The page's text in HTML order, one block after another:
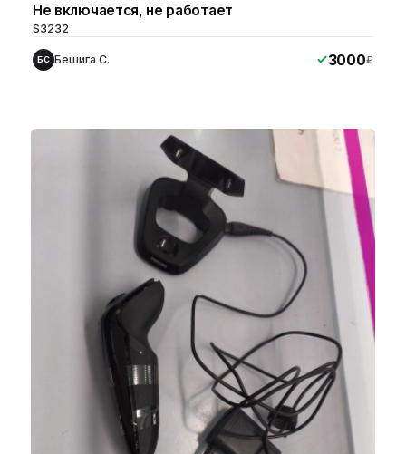
Не включается, не работает
S3232
БС Бешига С. 3000₽